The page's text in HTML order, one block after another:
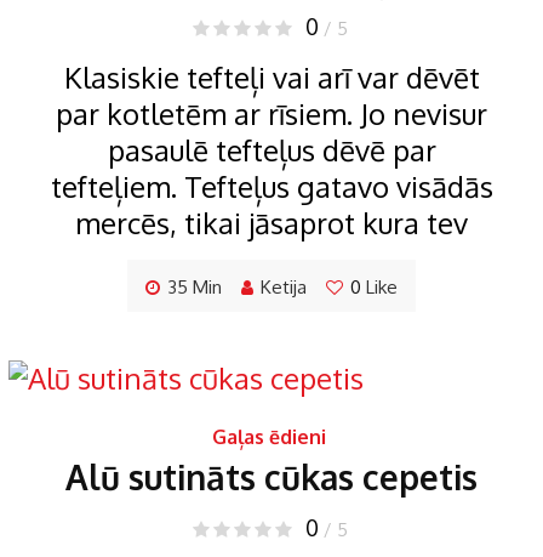
0 / 5
Klasiskie tefteļi vai arī var dēvēt
par kotletēm ar rīsiem. Jo nevisur
pasaulē tefteļus dēvē par
tefteļiem. Tefteļus gatavo visādās
mercēs, tikai jāsaprot kura tev
35 Min Ketija 0 Like
Gaļas ēdieni
Alū sutināts cūkas cepetis
0 / 5